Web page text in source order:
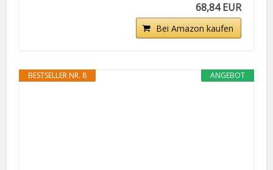
68,84 EUR
Bei Amazon kaufen
ANGEBOT
BESTSELLER NR. 8